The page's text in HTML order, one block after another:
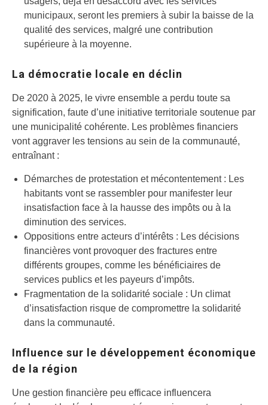
municipaux, seront les premiers à subir la baisse de la
qualité des services, malgré une contribution
supérieure à la moyenne.
La démocratie locale en déclin
De 2020 à 2025, le vivre ensemble a perdu toute sa
signification, faute d’une initiative territoriale soutenue par
une municipalité cohérente. Les problèmes financiers
vont aggraver les tensions au sein de la communauté,
entraînant :
Démarches de protestation et mécontentement : Les
habitants vont se rassembler pour manifester leur
insatisfaction face à la hausse des impôts ou à la
diminution des services.
Oppositions entre acteurs d’intérêts : Les décisions
financières vont provoquer des fractures entre
différents groupes, comme les bénéficiaires de
services publics et les payeurs d’impôts.
Fragmentation de la solidarité sociale : Un climat
d’insatisfaction risque de compromettre la solidarité
dans la communauté.
Influence sur le développement économique
de la région
Une gestion financière peu efficace influencera